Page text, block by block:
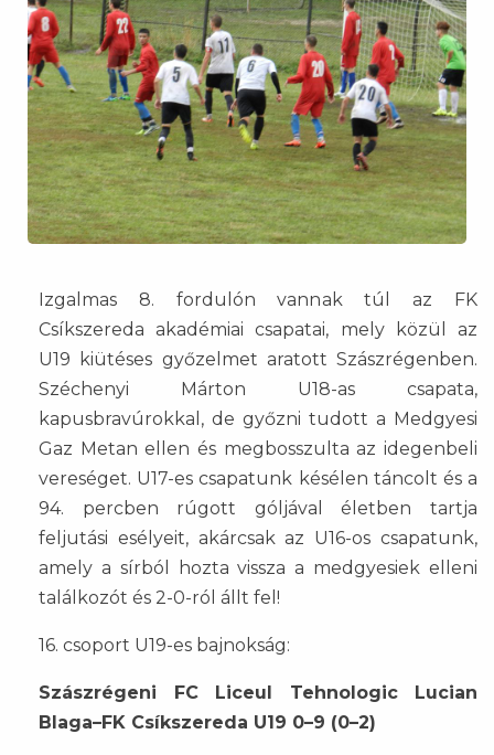
Izgalmas 8. fordulón vannak túl az FK
Csíkszereda akadémiai csapatai, mely közül az
U19 kiütéses győzelmet aratott Szászrégenben.
Széchenyi Márton U18-as csapata,
kapusbravúrokkal, de győzni tudott a Medgyesi
Gaz Metan ellen és megbosszulta az idegenbeli
vereséget. U17-es csapatunk késélen táncolt és a
94. percben rúgott góljával életben tartja
feljutási esélyeit, akárcsak az U16-os csapatunk,
amely a sírból hozta vissza a medgyesiek elleni
találkozót és 2-0-ról állt fel!
16. csoport U19-es bajnokság:
Szászrégeni FC Liceul Tehnologic Lucian
Blaga–FK Csíkszereda U19 0–9 (0–2)